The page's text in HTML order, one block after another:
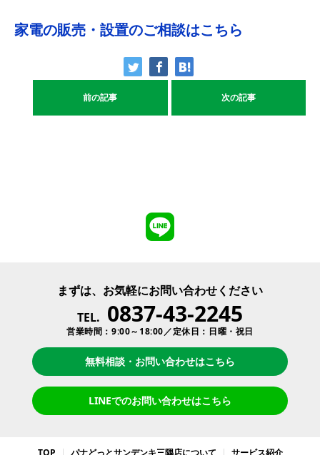
家電の販売・設置のご相談はこちら
前の記事 次の記事
まずは、お気軽にお問い合わせください
TEL. 0837-43-2245
営業時間：9:00～18:00／定休日：日曜・祝日
無料相談・お問い合わせはこちら
LINEでのお問い合わせはこちら
TOP パナどっとサンデンキ三隅店について サービス紹介